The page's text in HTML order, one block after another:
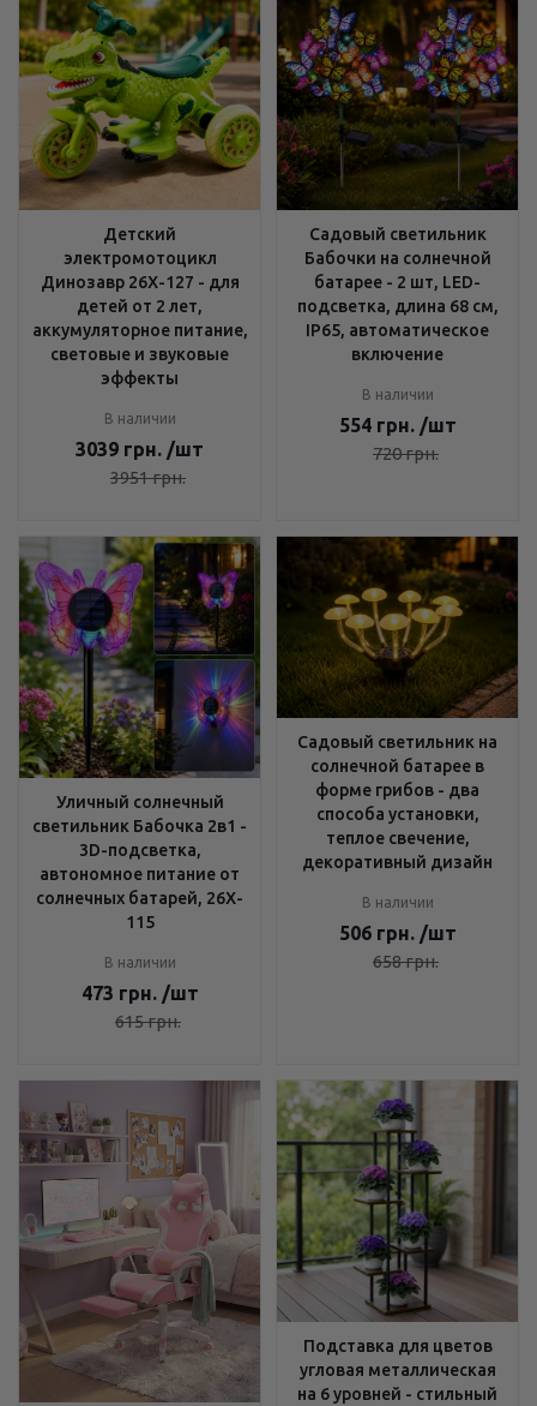
Детский
электромотоцикл
Динозавр 26X-127 - для
детей от 2 лет,
аккумуляторное питание,
световые и звуковые
эффекты
В наличии
3039 грн. /шт
3951грн.
Садовый светильник
Бабочки на солнечной
батарее - 2 шт, LED-
подсветка, длина 68 см,
IP65, автоматическое
включение
В наличии
554 грн. /шт
720грн.
Уличный солнечный
светильник Бабочка 2в1 -
3D-подсветка,
автономное питание от
солнечных батарей, 26X-
115
В наличии
473 грн. /шт
615грн.
Садовый светильник на
солнечной батарее в
форме грибов - два
способа установки,
теплое свечение,
декоративный дизайн
В наличии
506 грн. /шт
658грн.
Подставка для цветов
угловая металлическая
на 6 уровней - стильный